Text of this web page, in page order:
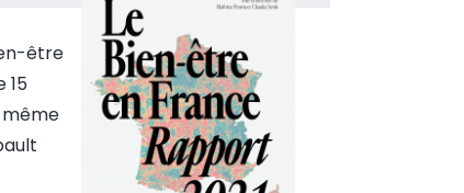
être
15